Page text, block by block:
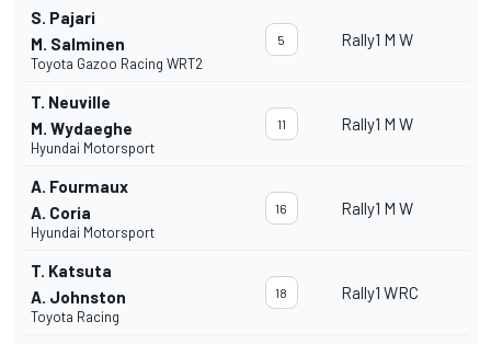
S. Pajari
M. Salminen
Toyota Gazoo Racing WRT2
5 Rally1 M W
T. Neuville
M. Wydaeghe
Hyundai Motorsport
11 Rally1 M W
A. Fourmaux
A. Coria
Hyundai Motorsport
16 Rally1 M W
T. Katsuta
A. Johnston
Toyota Racing
18 Rally1 WRC